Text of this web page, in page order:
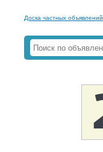
Доска частных объявлений